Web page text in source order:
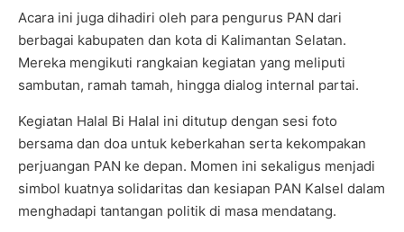
Acara ini juga dihadiri oleh para pengurus PAN dari
berbagai kabupaten dan kota di Kalimantan Selatan.
Mereka mengikuti rangkaian kegiatan yang meliputi
sambutan, ramah tamah, hingga dialog internal partai.
Kegiatan Halal Bi Halal ini ditutup dengan sesi foto
bersama dan doa untuk keberkahan serta kekompakan
perjuangan PAN ke depan. Momen ini sekaligus menjadi
simbol kuatnya solidaritas dan kesiapan PAN Kalsel dalam
menghadapi tantangan politik di masa mendatang.